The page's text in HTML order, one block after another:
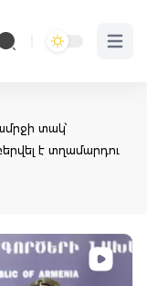
Open
տակ՝
է տղամարդու